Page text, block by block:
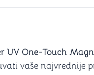
Podloge za igranje
UV One-Touch
vaše najvrednije